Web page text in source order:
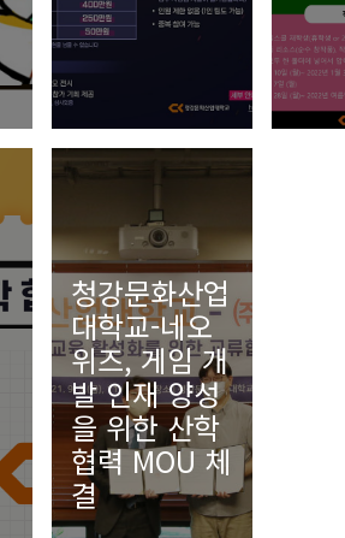
청강문화산업
대학교-네오
위즈, 게임 개
발 인재 양성
을 위한 산학
협력 MOU 체
결